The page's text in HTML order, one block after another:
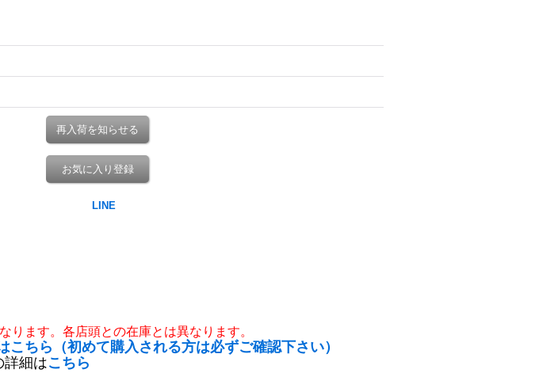
再入荷を知らせる
お気に入り登録
ます。各店頭との在庫とは異なります。
ちら（初めて購入される方は必ずご確認下さい）
詳細はこちら